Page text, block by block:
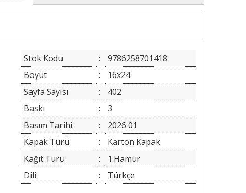
Stok Kodu :
9786258701418
Boyut
:
16x24
Sayfa Sayısı
:
402
Baskı
:
3
Basım Tarihi
:
2026 01
Kapak Türü
:
Karton Kapak
Kağıt Türü
:
1.Hamur
Dili
: Türkçe